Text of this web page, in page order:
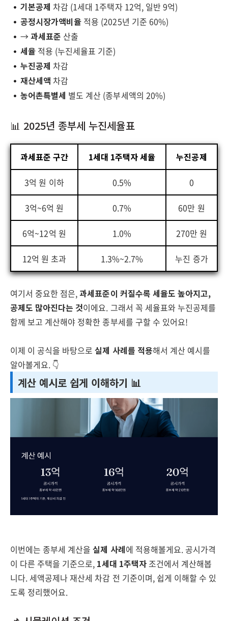
기본공제 차감 (1세대 1주택자 12억, 일반 9억)
공정시장가액비율 적용 (2025년 기준 60%)
→과세표준 산출
세율 적용 (누진세율표 기준)
누진공제 차감
재산세액 차감
농어촌특별세 별도 계산 (종부세액의 20%)
📊 2025년 종부세 누진세율표
과세표준 구간 1세대 1주택자 세율 누진공제
3억 원 이하 0.5% 0
3억~6억 원 0.7% 60만 원
6억~12억 원 1.0% 270만 원
12억 원 초과 1.3%~2.7% 누진 증가
여기서 중요한 점은,과세표준이 커질수록 세율도 높아지고,
공제도 많아진다는 것이에요. 그래서 꼭 세율표와 누진공제를
함께 보고 계산해야 정확한 종부세를 구할 수 있어요!
이제 이 공식을 바탕으로실제 사례를 적용해서 계산 예시를
알아볼게요. 👇
계산 예시로 쉽게 이해하기 📊
이번에는 종부세 계산을실제 사례에 적용해볼게요. 공시가격
이 다른 주택을 기준으로, 1세대 1주택자조건에서 계산해봅
니다. 세액공제나 재산세 차감 전 기준이며, 쉽게 이해할 수 있
도록 정리했어요.